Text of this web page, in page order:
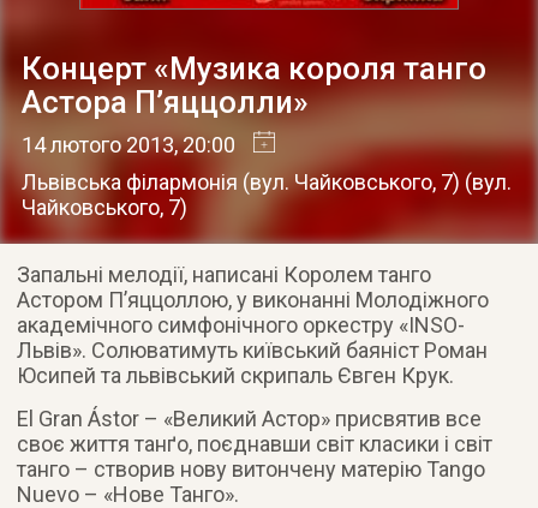
Концерт «Музика короля танго
Астора П’яццолли»
14 лютого 2013, 20:00
Львівська філармонія (вул. Чайковського, 7) (вул.
Чайковського, 7)
Запальні мелодії, написані Королем танго
Астором П’яццоллою, у виконанні Молодіжного
академічного симфонічного оркестру «ІNSO-
Львів». Солюватимуть київський баяніст Роман
Юсипей та львівський скрипаль Євген Крук.
El Gran Ástor – «Великий Астор» присвятив все
своє життя танґо, поєднавши світ класики і світ
танго – створив нову витончену матерію Tango
Nuevo – «Нове Танго».